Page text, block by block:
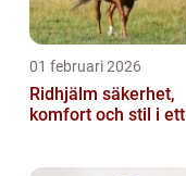
01 februari 2026
Ridhjälm säkerhet,
komfort och stil i ett